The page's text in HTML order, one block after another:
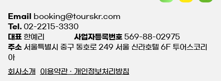
Email
booking@tourskr.com
Tel. 02-2215-3330
대표 한예리 사업자등록번호 569-88-02975
주소 서울특별시 중구 동호로 249 서울 신라호텔 6F 투어스코리
아
회사소개
이용약관 · 개인정보처리방침